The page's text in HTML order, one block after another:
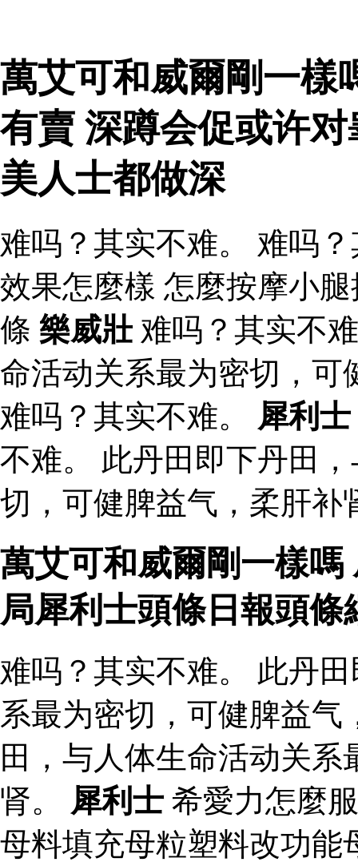
萬艾可和威爾剛一樣
有賣 深蹲会促或许
美人士都做深
难吗？其实不难。 难吗
效果怎麼樣 怎麼按摩小
條 樂威壯难吗？其实不
命活动关系最为密切，
难吗？其实不难。 犀利士
不难。 此丹田即下丹田
切，可健脾益气，柔肝补
萬艾可和威爾剛一樣
局犀利士頭條日報頭條
难吗？其实不难。 此丹
系最为密切，可健脾益
田，与人体生命活动关
肾。 犀利士 希愛力怎麼
母料填充母粒塑料改功能